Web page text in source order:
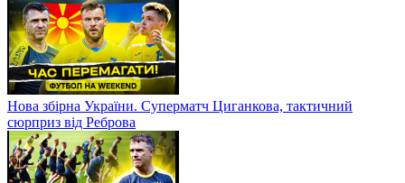
Нова збірна України. Суперматч Циганкова, тактичний
сюрприз від Реброва